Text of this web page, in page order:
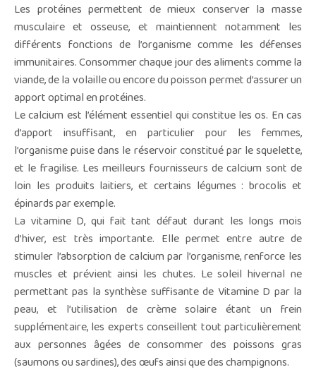
Les protéines permettent de mieux conserver la masse
musculaire et osseuse, et maintiennent notamment les
différents fonctions de l’organisme comme les défenses
immunitaires. Consommer chaque jour des aliments comme la
viande, de la volaille ou encore du poisson permet d’assurer un
apport optimal en protéines.
Le calcium est l’élément essentiel qui constitue les os. En cas
d’apport insuffisant, en particulier pour les femmes,
l’organisme puise dans le réservoir constitué par le squelette,
et le fragilise. Les meilleurs fournisseurs de calcium sont de
loin les produits laitiers, et certains légumes : brocolis et
épinards par exemple.
La vitamine D, qui fait tant défaut durant les longs mois
d’hiver, est très importante. Elle permet entre autre de
stimuler l’absorption de calcium par l’organisme, renforce les
muscles et prévient ainsi les chutes. Le soleil hivernal ne
permettant pas la synthèse suffisante de Vitamine D par la
peau, et l’utilisation de crème solaire étant un frein
supplémentaire, les experts conseillent tout particulièrement
aux personnes âgées de consommer des poissons gras
(saumons ou sardines), des œufs ainsi que des champignons.